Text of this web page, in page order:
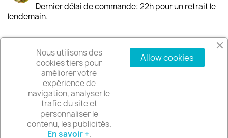
Dernier délai de commande: 22h pour un retrait le
lendemain.
PRODUITS
NOTRE SOCIÉTÉ
VOTRE COMPTE
Nous utilisons des
cookies tiers pour
améliorer votre
expérience de
navigation, analyser le
trafic du site et
personnaliser le
contenu, les publicités.
En savoir +.
Allow cookies